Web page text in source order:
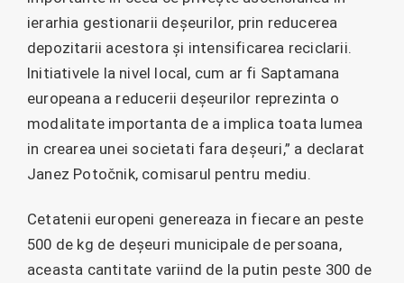
ierarhia gestionarii deșeurilor, prin reducerea
depozitarii acestora și intensificarea reciclarii.
Initiativele la nivel local, cum ar fi Saptamana
europeana a reducerii deșeurilor reprezinta o
modalitate importanta de a implica toata lumea
in crearea unei societati fara deșeuri,” a declarat
Janez Potočnik, comisarul pentru mediu.
Cetatenii europeni genereaza in fiecare an peste
500 de kg de deșeuri municipale de persoana,
aceasta cantitate variind de la putin peste 300 de